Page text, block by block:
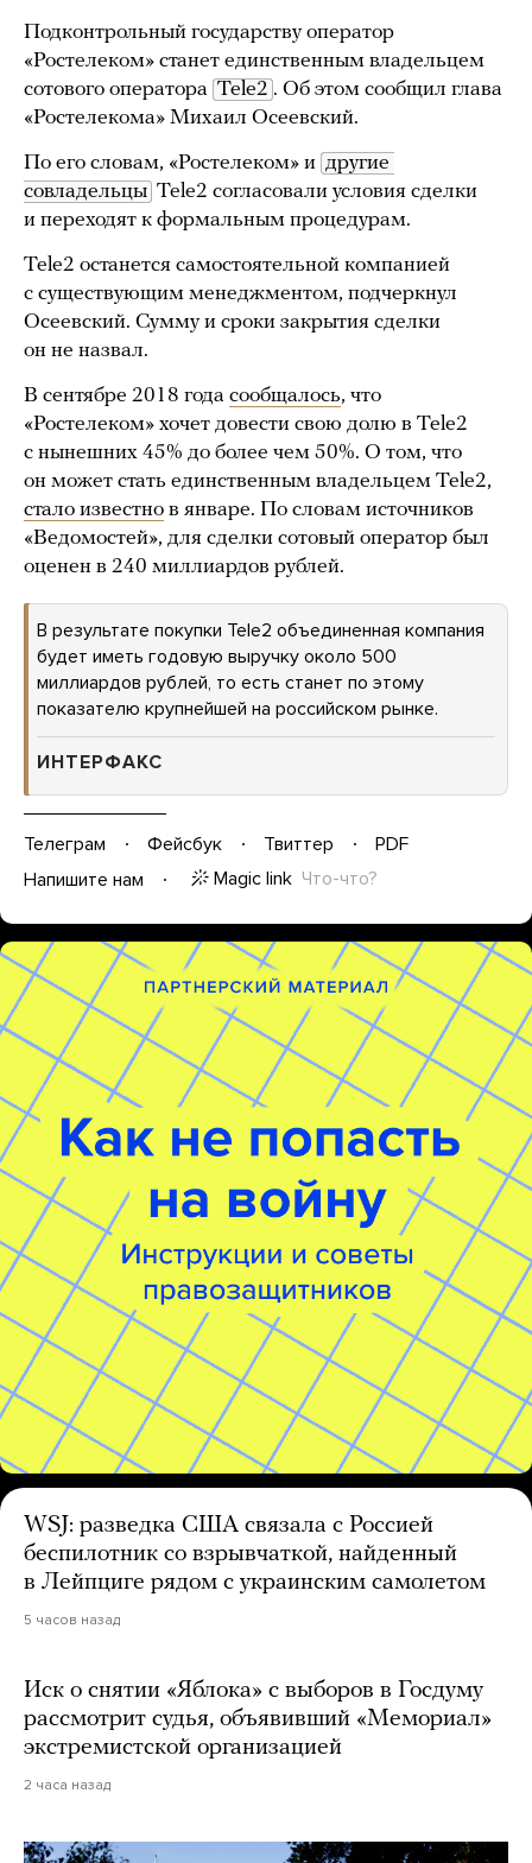
Подконтрольный государству оператор
«Ростелеком» станет единственным владельцем
сотового оператора Tele2 . Об этом сообщил глава
«Ростелекома» Михаил Осеевский.
По его словам, «Ростелеком» и другие
совладельцы Tele2 согласовали условия сделки
и переходят к формальным процедурам.
Tele2 останется самостоятельной компанией
с существующим менеджментом, подчеркнул
Осеевский. Сумму и сроки закрытия сделки
он не назвал.
В сентябре 2018 года сообщалось, что
«Ростелеком» хочет довести свою долю в Tele2
с нынешних 45% до более чем 50%. О том, что
он может стать единственным владельцем Tele2,
стало известно в январе. По словам источников
«Ведомостей», для сделки сотовый оператор был
оценен в 240 миллиардов рублей.
В результате покупки Tele2 объединенная компания
будет иметь годовую выручку около 500
миллиардов рублей, то есть станет по этому
показателю крупнейшей на российском рынке.
ИНТЕРФАКС
Телеграм Фейсбук Твиттер
PDF
Напишите нам
Magic link Что-что?
WSJ: разведка США связала с Россией
беспилотник со взрывчаткой, найденный
в Лейпциге рядом с украинским самолетом
5 часов назад
Иск о снятии «Яблока» с выборов в Госдуму
рассмотрит судья, объявивший «Мемориал»
экстремистской организацией
2 часа назад